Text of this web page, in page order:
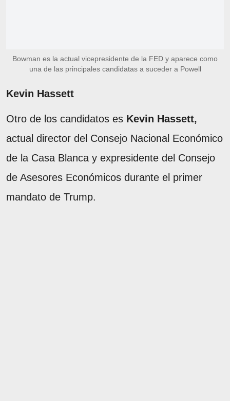
Bowman es la actual vicepresidente de la FED y aparece como
una de las principales candidatas a suceder a Powell
Kevin Hassett
Otro de los candidatos es Kevin Hassett,
actual director del Consejo Nacional Económico
de la Casa Blanca y expresidente del Consejo
de Asesores Económicos durante el primer
mandato de Trump.